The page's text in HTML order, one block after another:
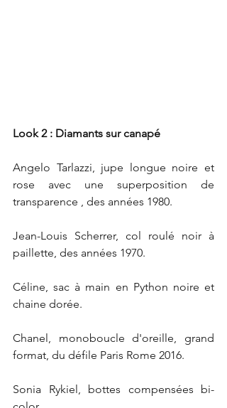
Look 2 : Diamants sur canapé
Angelo Tarlazzi, jupe longue noire et
rose avec une superposition de
transparence , des années 1980.
Jean-Louis Scherrer, col roulé noir à
paillette, des années 1970.
Céline, sac à main en Python noire et
chaine dorée.
Chanel, monoboucle d'oreille, grand
format, du défile Paris Rome 2016.
Sonia Rykiel, bottes compensées bi-